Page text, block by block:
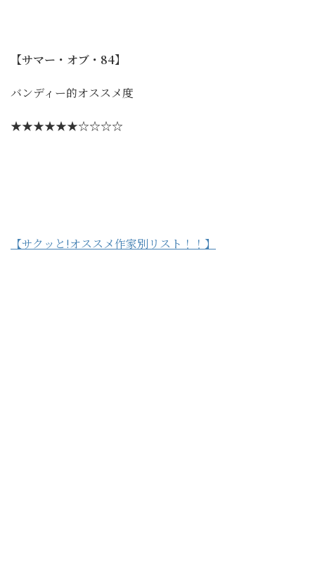
【サマー・オブ・84】
バンディー的オススメ度
★★★★★★☆☆☆☆
【サクッと!オススメ作家別リスト！！】